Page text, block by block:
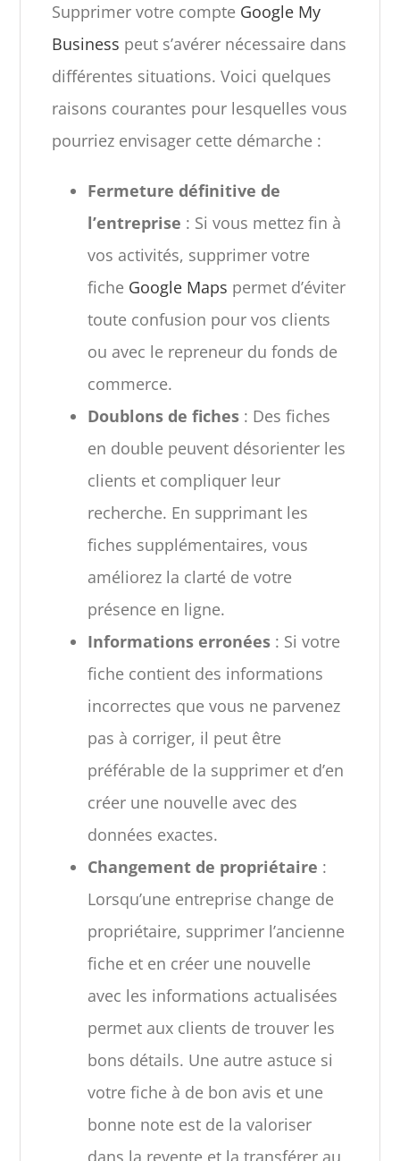
Supprimer votre compte Google My
Business peut s’avérer nécessaire dans
différentes situations. Voici quelques
raisons courantes pour lesquelles vous
pourriez envisager cette démarche :
Fermeture définitive de
l’entreprise : Si vous mettez fin à
vos activités, supprimer votre
fiche Google Maps permet d’éviter
toute confusion pour vos clients
ou avec le repreneur du fonds de
commerce.
Doublons de fiches: Des fiches
en double peuvent désorienter les
clients et compliquer leur
recherche. En supprimant les
fiches supplémentaires, vous
améliorez la clarté de votre
présence en ligne.
Informations erronées: Si votre
fiche contient des informations
incorrectes que vous ne parvenez
pas à corriger, il peut être
préférable de la supprimer et d’en
créer une nouvelle avec des
données exactes.
Changement de propriétaire :
Lorsqu’une entreprise change de
propriétaire, supprimer l’ancienne
fiche et en créer une nouvelle
avec les informations actualisées
permet aux clients de trouver les
bons détails. Une autre astuce si
votre fiche à de bon avis et une
bonne note est de la valoriser